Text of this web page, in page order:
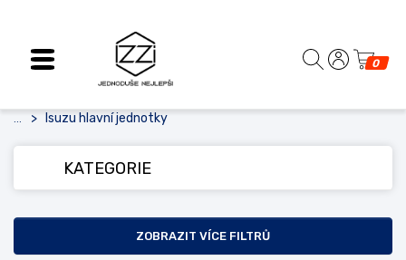
0
Isuzu hlavní jednotky
KATEGORIE
ZOBRAZIT VÍCE FILTRŮ